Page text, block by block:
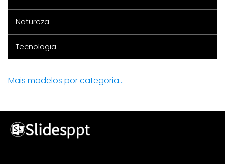
Natureza
Tecnologia
Mais modelos por categoria...